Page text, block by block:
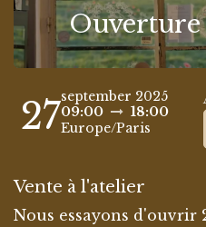
Ouverture
27september 2025
09:00
18:00
Europe/Paris
Vente à l'atelier
Nous essayons d'ouvrir